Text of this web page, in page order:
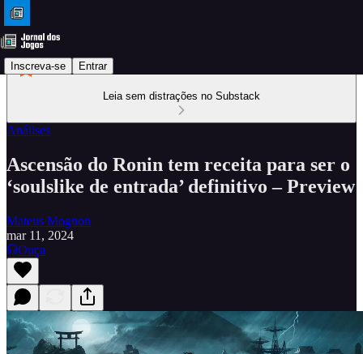
Inscreva-se Entrar
Leia sem distrações no Substack
Análises
Ascensão do Ronin tem receita para ser o
‘soulslike de entrada’ definitivo – Preview
Mateus Mognon
mar 11, 2024
Ouça